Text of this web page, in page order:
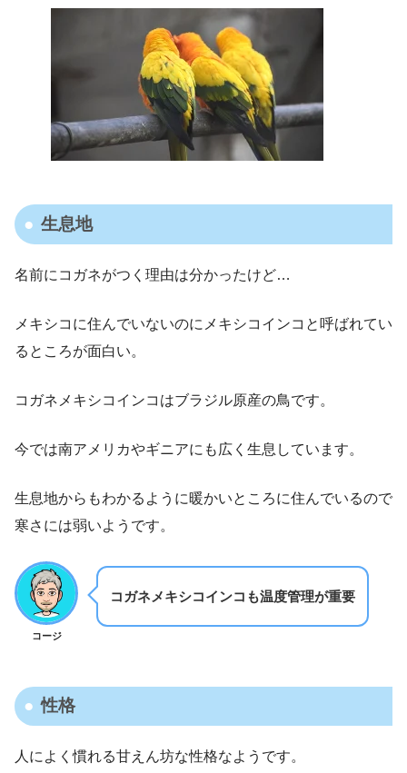
生息地
名前にコガネがつく理由は分かったけど…
メキシコに住んでいないのにメキシコインコと呼ばれてい
るところが面白い。
コガネメキシコインコはブラジル原産の鳥です。
今では南アメリカやギニアにも広く生息しています。
生息地からもわかるように暖かいところに住んでいるので
寒さには弱いようです。
コージ
コガネメキシコインコも温度管理が重要
性格
人によく慣れる甘えん坊な性格なようです。